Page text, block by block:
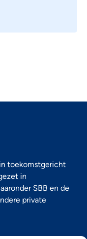
toekomstgericht
in
SBB en de
private